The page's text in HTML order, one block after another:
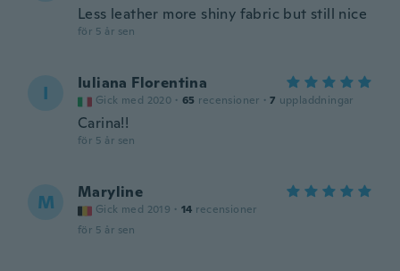
Less leather more shiny fabric but still nice
för 5 år sen
I Iuliana Florentina
Gick med 2020 · 65 recensioner · 7 uppladdningar
Carina!!
för 5 år sen
M Maryline
Gick med 2019 · 14 recensioner
för 5 år sen